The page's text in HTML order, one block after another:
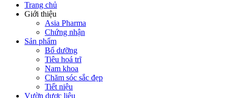
Trang chủ
Giới thiệu
Asia Pharma
Chứng nhận
Sản phẩm
Bổ dưỡng
Tiêu hoá trĩ
Nam khoa
Chăm sóc sắc đẹp
Tiết niệu
Vườn dược liệu